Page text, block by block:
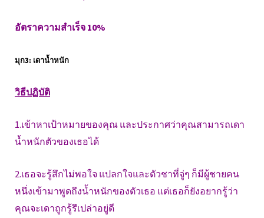
อัตราความสำเร็จ 10%
มุก3: เดาน้ำหนัก
วิธีปฏิบัติ
1.เข้าหาเป้าหมายของคุณ และประกาศว่าคุณสามารถเดา
น้ำหนักตัวของเธอได้
2.เธอจะรู้สึกไม่พอใจ แปลกใจและตัวชาที่จู่ๆ ก็มีผู้ชายคน
หนึ่งเข้ามาพูดถึงน้ำหนักของตัวเธอ แต่เธอก็ยังอยากรู้ว่า
คุณจะเดาถูกรู้รึเปล่าอยู่ดี